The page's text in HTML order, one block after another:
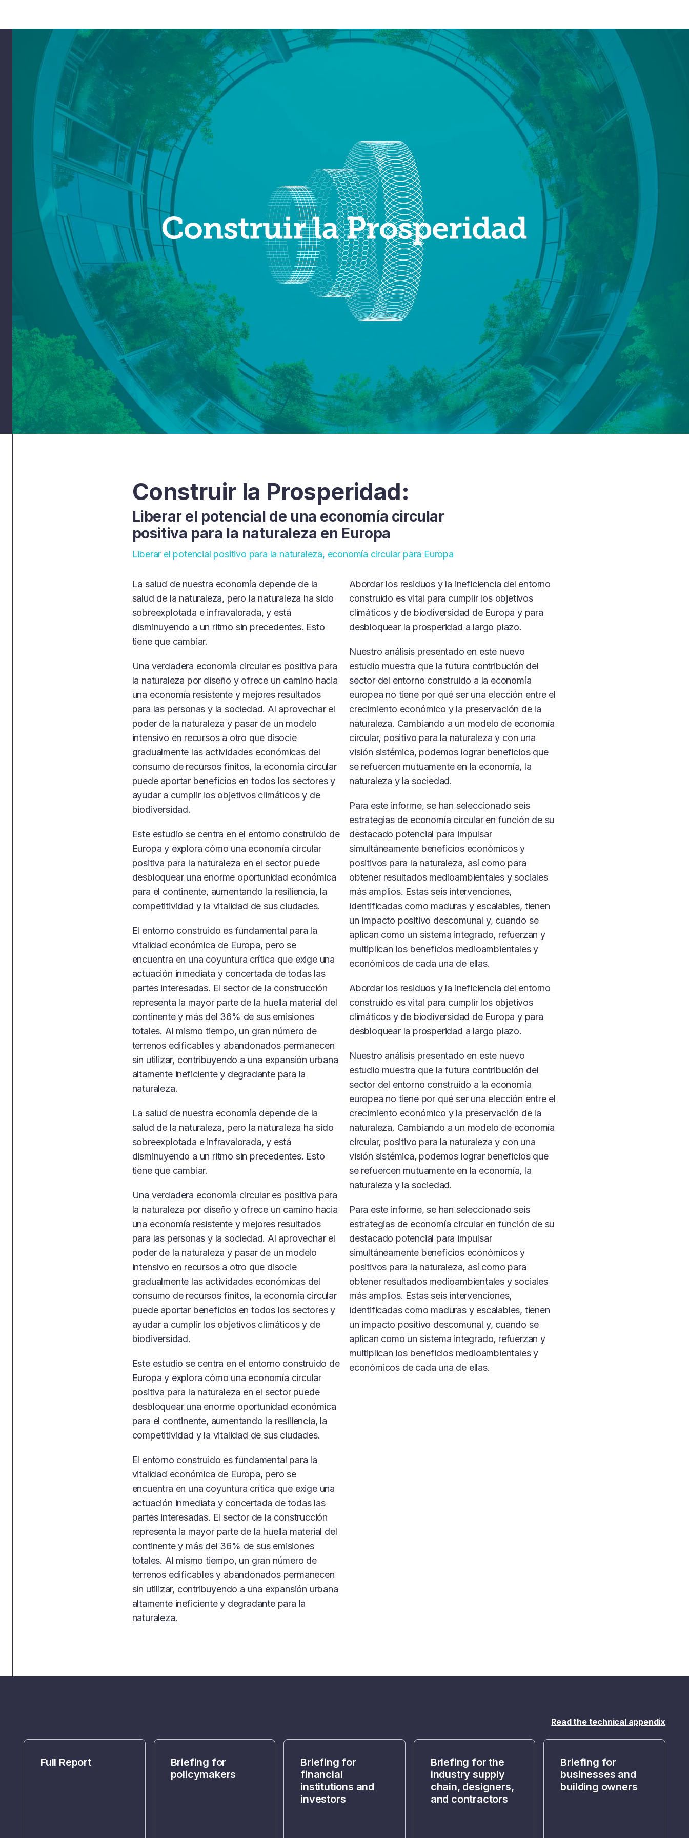
Construir la Prosperidad:
Liberar el potencial de una economía circular
positiva para la naturaleza en Europa
Liberar el potencial positivo para la naturaleza, economía circular para Europa
La salud de nuestra economía depende de la
salud de la naturaleza, pero la naturaleza ha sido
sobreexplotada e infravalorada, y está
disminuyendo a un ritmo sin precedentes. Esto
tiene que cambiar.
Una verdadera economía circular es positiva para
la naturaleza por diseño y ofrece un camino hacia
una economía resistente y mejores resultados
para las personas y la sociedad. Al aprovechar el
poder de la naturaleza y pasar de un modelo
intensivo en recursos a otro que disocie
gradualmente las actividades económicas del
consumo de recursos finitos, la economía circular
puede aportar beneficios en todos los sectores y
ayudar a cumplir los objetivos climáticos y de
biodiversidad.
Este estudio se centra en el entorno construido de
Europa y explora cómo una economía circular
positiva para la naturaleza en el sector puede
desbloquear una enorme oportunidad económica
para el continente, aumentando la resiliencia, la
competitividad y la vitalidad de sus ciudades.
El entorno construido es fundamental para la
vitalidad económica de Europa, pero se
encuentra en una coyuntura crítica que exige una
actuación inmediata y concertada de todas las
partes interesadas. El sector de la construcción
representa la mayor parte de la huella material del
continente y más del 36% de sus emisiones
totales. Al mismo tiempo, un gran número de
terrenos edificables y abandonados permanecen
sin utilizar, contribuyendo a una expansión urbana
altamente ineficiente y degradante para la
naturaleza.
La salud de nuestra economía depende de la
salud de la naturaleza, pero la naturaleza ha sido
sobreexplotada e infravalorada, y está
disminuyendo a un ritmo sin precedentes. Esto
tiene que cambiar.
Una verdadera economía circular es positiva para
la naturaleza por diseño y ofrece un camino hacia
una economía resistente y mejores resultados
para las personas y la sociedad. Al aprovechar el
poder de la naturaleza y pasar de un modelo
intensivo en recursos a otro que disocie
gradualmente las actividades económicas del
consumo de recursos finitos, la economía circular
puede aportar beneficios en todos los sectores y
ayudar a cumplir los objetivos climáticos y de
biodiversidad.
Este estudio se centra en el entorno construido de
Europa y explora cómo una economía circular
positiva para la naturaleza en el sector puede
desbloquear una enorme oportunidad económica
para el continente, aumentando la resiliencia, la
competitividad y la vitalidad de sus ciudades.
El entorno construido es fundamental para la
vitalidad económica de Europa, pero se
encuentra en una coyuntura crítica que exige una
actuación inmediata y concertada de todas las
partes interesadas. El sector de la construcción
representa la mayor parte de la huella material del
continente y más del 36% de sus emisiones
totales. Al mismo tiempo, un gran número de
terrenos edificables y abandonados permanecen
sin utilizar, contribuyendo a una expansión urbana
altamente ineficiente y degradante para la
naturaleza.
Abordar los residuos y la ineficiencia del entorno
construido es vital para cumplir los objetivos
climáticos y de biodiversidad de Europa y para
desbloquear la prosperidad a largo plazo.
Nuestro análisis presentado en este nuevo
estudio muestra que la futura contribución del
sector del entorno construido a la economía
europea no tiene por qué ser una elección entre el
crecimiento económico y la preservación de la
naturaleza. Cambiando a un modelo de economía
circular, positivo para la naturaleza y con una
visión sistémica, podemos lograr beneficios que
se refuercen mutuamente en la economía, la
naturaleza y la sociedad.
Para este informe, se han seleccionado seis
estrategias de economía circular en función de su
destacado potencial para impulsar
simultáneamente beneficios económicos y
positivos para la naturaleza, así como para
obtener resultados medioambientales y sociales
más amplios. Estas seis intervenciones,
identificadas como maduras y escalables, tienen
un impacto positivo descomunal y, cuando se
aplican como un sistema integrado, refuerzan y
multiplican los beneficios medioambientales y
económicos de cada una de ellas.
Abordar los residuos y la ineficiencia del entorno
construido es vital para cumplir los objetivos
climáticos y de biodiversidad de Europa y para
desbloquear la prosperidad a largo plazo.
Nuestro análisis presentado en este nuevo
estudio muestra que la futura contribución del
sector del entorno construido a la economía
europea no tiene por qué ser una elección entre el
crecimiento económico y la preservación de la
naturaleza. Cambiando a un modelo de economía
circular, positivo para la naturaleza y con una
visión sistémica, podemos lograr beneficios que
se refuercen mutuamente en la economía, la
naturaleza y la sociedad.
Para este informe, se han seleccionado seis
estrategias de economía circular en función de su
destacado potencial para impulsar
simultáneamente beneficios económicos y
positivos para la naturaleza, así como para
obtener resultados medioambientales y sociales
más amplios. Estas seis intervenciones,
identificadas como maduras y escalables, tienen
un impacto positivo descomunal y, cuando se
aplican como un sistema integrado, refuerzan y
multiplican los beneficios medioambientales y
económicos de cada una de ellas.
Read the technical appendix
Full Report
Briefing for
policymakers
Briefing for
financial
institutions and
investors
Briefing for the
industry supply
chain, designers,
and contractors
Briefing for
businesses and
building owners